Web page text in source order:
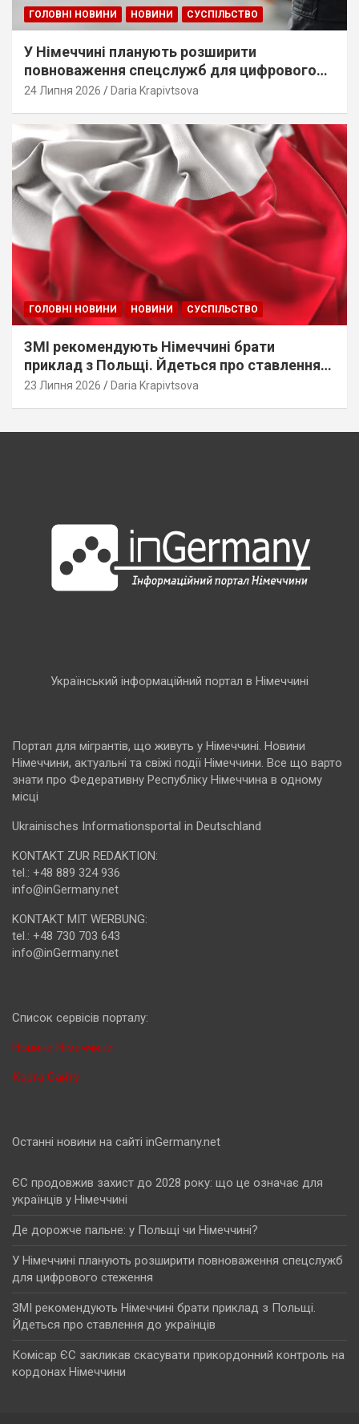
ГОЛОВНІ НОВИНИ НОВИНИ СУСПІЛЬСТВО
У Німеччині планують розширити
повноваження спецслужб для цифрового
стеження
24 Липня 2026 Daria Krapivtsova
ГОЛОВНІ НОВИНИ НОВИНИ СУСПІЛЬСТВО
ЗМІ рекомендують Німеччині брати
приклад з Польщі. Йдеться про ставлення
до українців
23 Липня 2026 Daria Krapivtsova
Український інформаційний портал в Німеччині
Портал для мігрантів, що живуть у Німеччині. Новини
Німеччини, актуальні та свіжі події Німеччини. Все що варто
знати про Федеративну Республіку Німеччина в одному
місці
Ukrainisches Informationsportal in Deutschland
KONTAKT ZUR REDAKTION:
tel.: +48 889 324 936
info@inGermany.net
KONTAKT MIT WERBUNG:
tel.: +48 730 703 643
info@inGermany.net
Cписок сервісів порталу:
Новини Німеччини
Карта Сайту
Останні новини на сайті inGermany.net
ЄС продовжив захист до 2028 року: що це означає для
українців у Німеччині
Де дорожче пальне: у Польщі чи Німеччині?
У Німеччині планують розширити повноваження спецслужб
для цифрового стеження
ЗМІ рекомендують Німеччині брати приклад з Польщі.
Йдеться про ставлення до українців
Комісар ЄС закликав скасувати прикордонний контроль на
кордонах Німеччини